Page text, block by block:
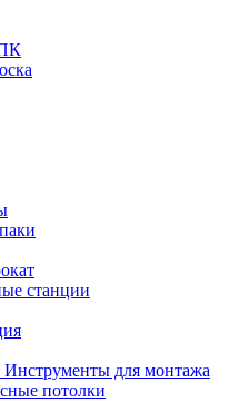
станции
Инструменты для монтажа
потолки